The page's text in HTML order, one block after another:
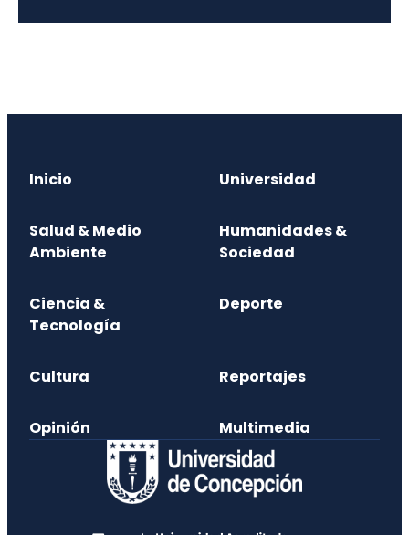
Inicio Universidad
Salud & Medio
Ambiente
Humanidades &
Sociedad
Ciencia &
Tecnología
Deporte
Cultura Reportajes
Opinión Multimedia